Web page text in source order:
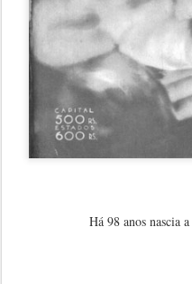
Há 98 anos nascia